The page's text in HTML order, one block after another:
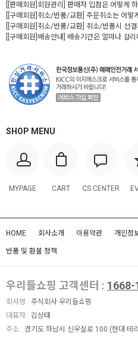
[[판매회원]회원관리] 판매자 입점은 어떻게
[[구매회원]취소/반품/교환] 주문취소는 어떻
[[구매회원]취소/반품/교환] 취소/반품시 선결
[[구매회원]배송안내] 배송기간은 얼마나 걸리
SHOP MENU
MYPAGE CART CS CENTER
HOME 회사소개 이용약관 개인정
반품 및 환불 정책
우리들쇼핑 고객센터 : 1668-
회사명 : 주식회사 우리들쇼핑
대표자 : 김상태
주소 : 경기도 하남시 신우실로 100 (현대 테